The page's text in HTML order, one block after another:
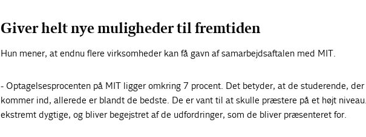
Giver helt nye muligheder til fremtiden
Hun mener, at endnu flere virksomheder kan få gavn af samarbejdsaftalen med MIT.
- Optagelsesprocenten på MIT ligger omkring 7 procent. Det betyder, at de studerende, der
kommer ind, allerede er blandt de bedste. De er vant til at skulle præstere på et højt
ekstremt dygtige, og bliver begejstret af de udfordringer, som de bliver præsenteret for.